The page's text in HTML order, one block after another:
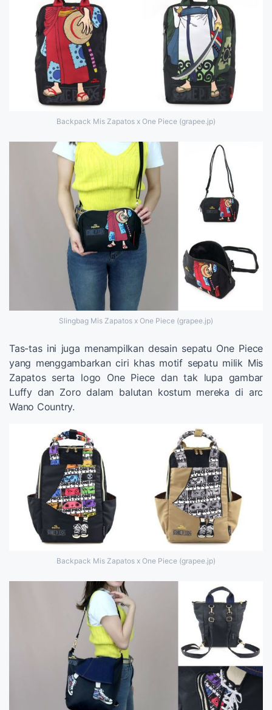
Backpack Mis Zapatos x One Piece (grapee.jp)
Slingbag Mis Zapatos x One Piece (grapee.jp)
Tas-tas ini juga menampilkan desain sepatu One Piece
yang menggambarkan ciri khas motif sepatu milik Mis
Zapatos serta logo One Piece dan tak lupa gambar
Luffy dan Zoro dalam balutan kostum mereka di arc
Wano Country.
Backpack Mis Zapatos x One Piece (grapee.jp)